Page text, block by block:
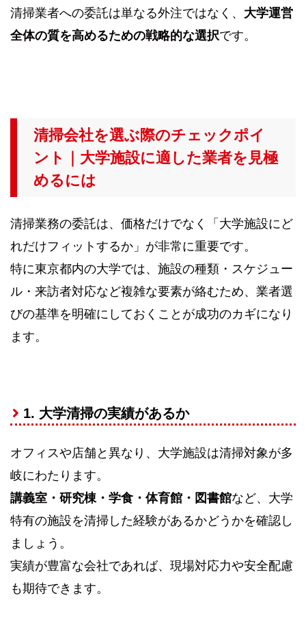
清掃業者への委託は単なる外注ではなく、 大学運営
全体の質を高めるための戦略的な選択です。
清掃会社を選ぶ際のチェックポイ
ント｜大学施設に適した業者を見極
めるには
清掃業務の委託は、価格だけでなく「大学施設にど
れだけフィットするか」が非常に重要です。
特に東京都内の大学では、施設の種類・スケジュー
ル・来訪者対応など複雑な要素が絡むため、業者選
びの基準を明確にしておくことが成功のカギになり
ます。
1. 大学清掃の実績があるか
オフィスや店舗と異なり、大学施設は清掃対象が多
岐にわたります。
講義室・研究棟・学食・体育館・図書館など、大学
特有の施設を清掃した経験があるかどうかを確認し
ましょう。
実績が豊富な会社であれば、現場対応力や安全配慮
も期待できます。